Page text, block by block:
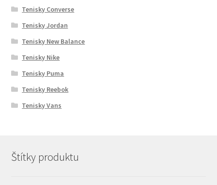
Tenisky Converse
Tenisky Jordan
Tenisky New Balance
Tenisky Nike
Tenisky Puma
Tenisky Reebok
Tenisky Vans
Štítky produktu